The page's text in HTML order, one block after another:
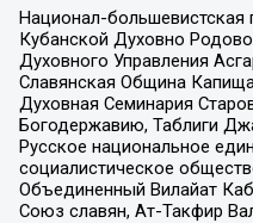
Национал-большевистская
Кубанской Духовно
Духовного Управления
Славянская Община
Духовная Семинария
Богодержавию, Таблиги
Русское национальное
социалистическое
Объединенный Вилайат
Союз славян, Ат-Такфир